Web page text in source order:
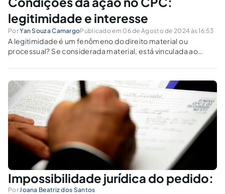
legitimidade e interesse
PorYan Souza CamargoPublicado em 06 de Agosto de 2024 às 16:53
A legitimidade é um fenômeno do direito material ou
processual? Se considerada material, está vinculada ao
adequação das partes dentro do processo judicial.
Impossibilidade jurídica do pedido:
Por Joana Beatriz dos Santos